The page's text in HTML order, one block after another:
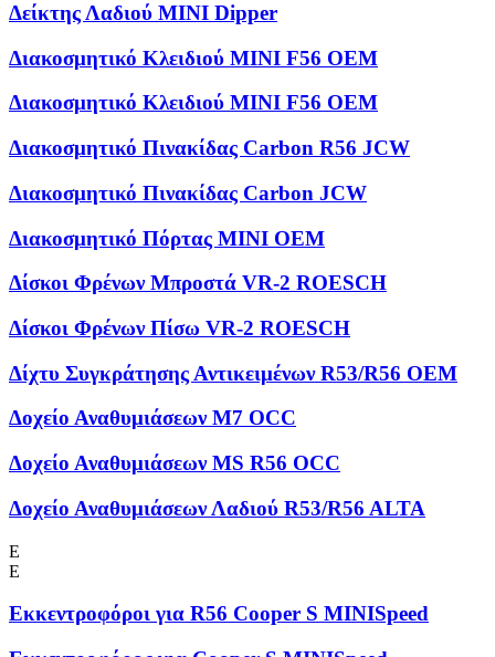
Δείκτης Λαδιού MINI Dipper
Διακοσμητικό Κλειδιού MINI F56 OEM
Διακοσμητικό Κλειδιού MINI F56 OEM
Διακοσμητικό Πινακίδας Carbon R56 JCW
Διακοσμητικό Πινακίδας Carbon JCW
Διακοσμητικό Πόρτας MINI OEM
Δίσκοι Φρένων Μπροστά VR-2 ROESCH
Δίσκοι Φρένων Πίσω VR-2 ROESCH
Δίχτυ Συγκράτησης Αντικειμένων R53/R56 OEM
Δοχείο Αναθυμιάσεων M7 OCC
Δοχείο Αναθυμιάσεων MS R56 OCC
Δοχείο Αναθυμιάσεων Λαδιού R53/R56 ALTA
Ε
Ε
Εκκεντροφόροι για R56 Cooper S MINISpeed